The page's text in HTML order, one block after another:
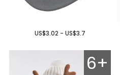
US$3.02 - US$3.7
6+